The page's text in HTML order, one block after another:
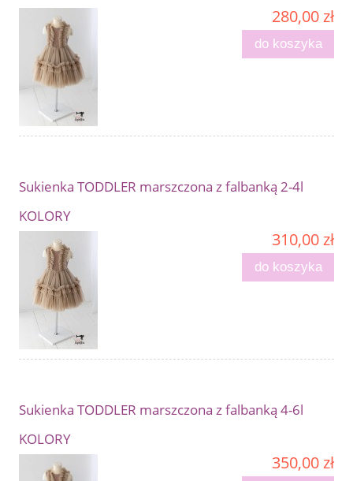
280,00 zł
do koszyka
Sukienka TODDLER marszczona z falbanką 2-4l
KOLORY
310,00 zł
do koszyka
Sukienka TODDLER marszczona z falbanką 4-6l
KOLORY
350,00 zł